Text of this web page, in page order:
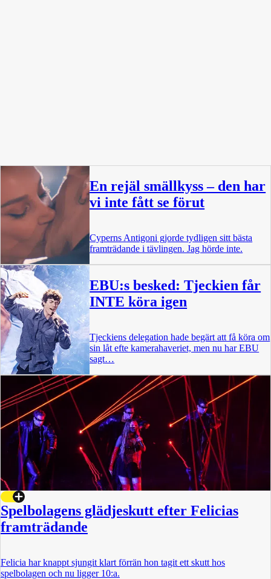
En rejäl smällkyss – den har
vi inte fått se förut
Cyperns Antigoni gjorde tydligen sitt bästa
framträdande i tävlingen. Jag hörde inte.
EBU:s besked: Tjeckien får
INTE köra igen
Tjeckiens delegation hade begärt att få köra om
sin låt efte kamerahaveriet, men nu har EBU
sagt…
Spelbolagens glädjeskutt efter Felicias
framträdande
Felicia har knappt sjungit klart förrän hon tagit ett skutt hos
spelbolagen och nu ligger 10:a.